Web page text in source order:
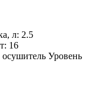
л: 2.5
16
осушитель Уровень